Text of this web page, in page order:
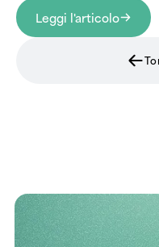
Leggi l'articolo